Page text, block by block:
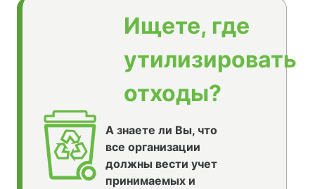
Ищете, где
утилизировать
отходы?
А знаете ли Вы, что
все организации
должны вести учет
принимаемых и